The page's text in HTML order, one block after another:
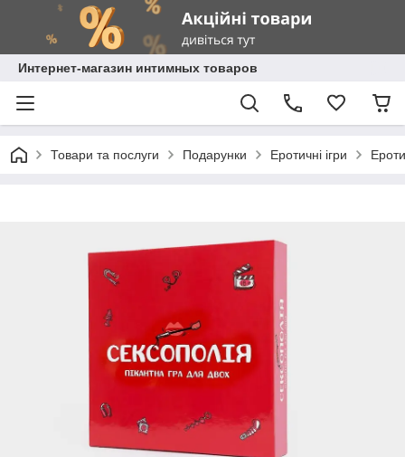
Интернет-магазин интимных товаров
Товари та послуги Подарунки Еротичні ігри